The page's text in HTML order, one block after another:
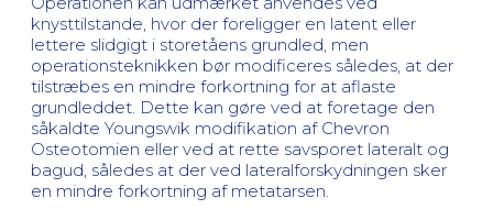
knysttilstande, hvor der foreligger en latent eller
lettere slidgigt i storetåens grundled, men
operationsteknikken bør modificeres således, at der
tilstræbes en mindre forkortning for at aflaste
grundleddet. Dette kan gøre ved at foretage den
såkaldte Youngswik modifikation af Chevron
Osteotomien eller ved at rette savsporet lateralt og
bagud, således at der ved lateralforskydningen sker
en mindre forkortning af metatarsen.